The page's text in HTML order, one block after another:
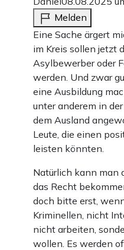
Melden
Eine Sache ärgert
im Kreis sollen jetzt
Asylbewerber oder
werden. Und zwar
eine Ausbildung
unter anderem in
dem Ausland
Leute, die einen
leisten könnten.
Natürlich kann man
das Recht
doch bitte erst,
Kriminellen, nicht
nicht arbeiten,
wollen. Es werden